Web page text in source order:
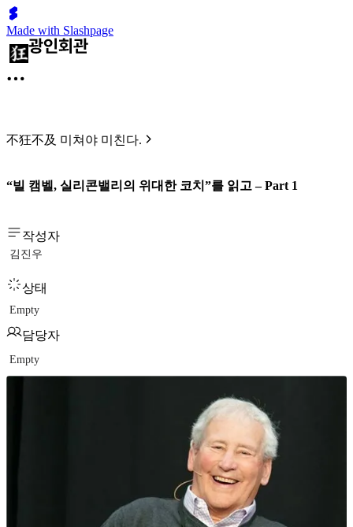
Made with Slashpage
不狂不及 미쳐야 미친다.
“빌 캠벨, 실리콘밸리의 위대한 코치”를 읽고 – Part 1
작성자
김진우
상태
Empty
담당자
Empty